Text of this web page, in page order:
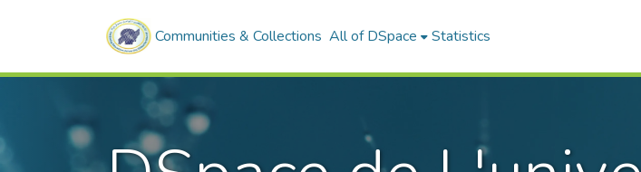
Communities & Collections All of DSpace Statistics